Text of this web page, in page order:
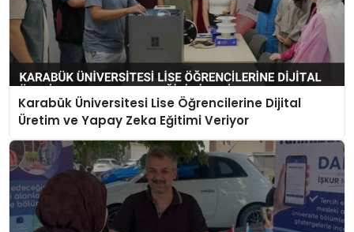
Karabük Üniversitesi Lise Öğrencilerine Dijital
Üretim ve Yapay Zeka Eğitimi Veriyor